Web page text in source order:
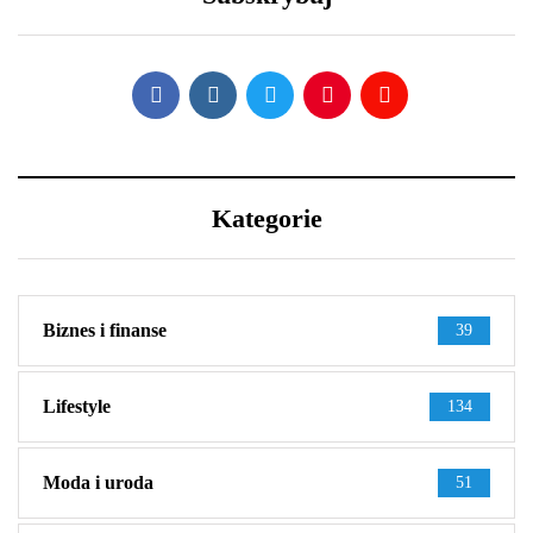
wystylizować?
Kategorie
Biznes i finanse 39
Lifestyle 134
Moda i uroda 51